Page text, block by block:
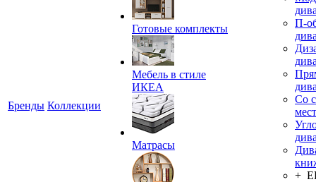
Бренды Коллекции
Готовые комплекты
Мебель в стиле
ИКЕА
Матрасы
П-
Со
+